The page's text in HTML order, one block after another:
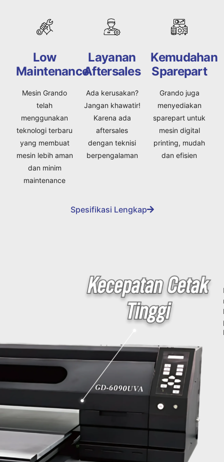
Low
Maintenance
Mesin Grando
telah
menggunakan
teknologi terbaru
yang membuat
mesin lebih aman
dan minim
maintenance
Layanan
Aftersales
Ada kerusakan?
Jangan khawatir!
Karena ada
aftersales
dengan teknisi
berpengalaman
Kemudahan
Sparepart
Grando juga
menyediakan
sparepart untuk
mesin digital
printing, mudah
dan efisien
Spesifikasi Lengkap